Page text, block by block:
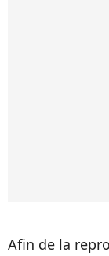
Afin de la